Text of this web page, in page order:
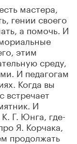
мастера,
гении своего
а помочь. И
этим
среду,
И педагогам
Когда вы
встречает
И
Г. Юнга, где-
Я. Корчака,
продолжать